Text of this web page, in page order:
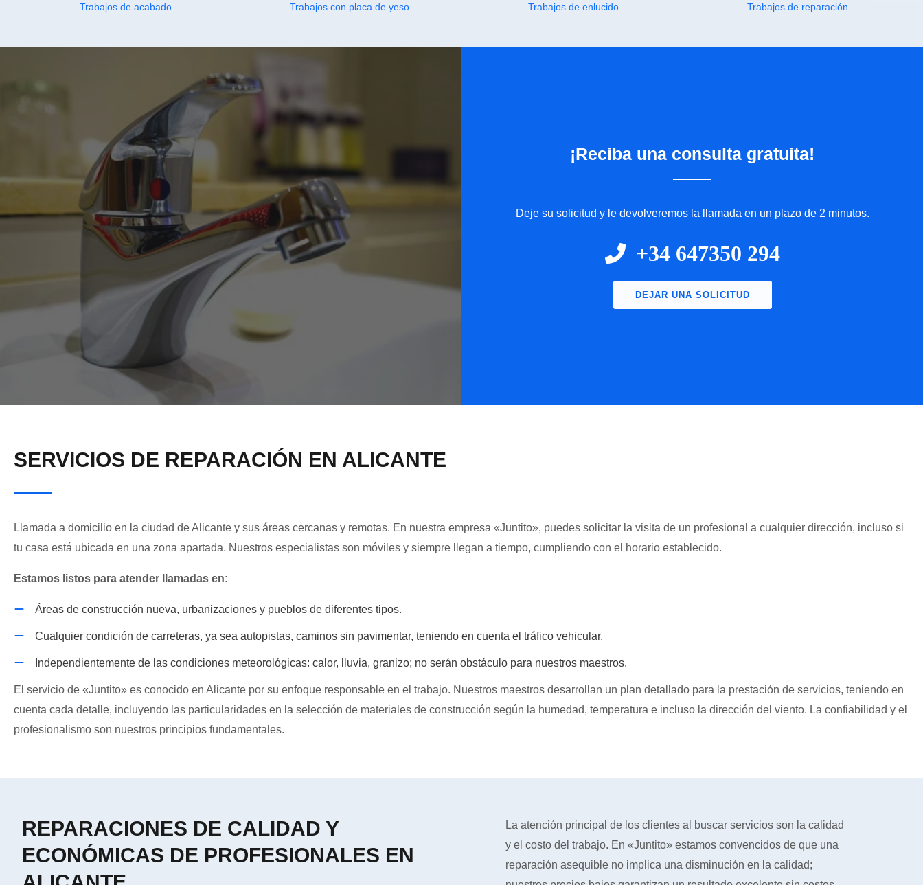
Trabajos de acabado Trabajos con placa de yeso Trabajos de enlucido Trabajos de reparación
¡Reciba una consulta gratuita!
Deje su solicitud y le devolveremos la llamada en un plazo de 2 minutos.
+34 647350 294
DEJAR UNA SOLICITUD
Отправить заявку
SERVICIOS DE REPARACIÓN EN ALICANTE
Llamada a domicilio en la ciudad de Alicante y sus áreas cercanas y remotas. En nuestra empresa «Juntito», puedes solicitar la visita de un profesional a cualquier dirección, incluso si
tu casa está ubicada en una zona apartada. Nuestros especialistas son móviles y siempre llegan a tiempo, cumpliendo con el horario establecido.
Estamos listos para atender llamadas en:
Áreas de construcción nueva, urbanizaciones y pueblos de diferentes tipos.
Cualquier condición de carreteras, ya sea autopistas, caminos sin pavimentar, teniendo en cuenta el tráfico vehicular.
Independientemente de las condiciones meteorológicas: calor, lluvia, granizo; no serán obstáculo para nuestros maestros.
El servicio de «Juntito» es conocido en Alicante por su enfoque responsable en el trabajo. Nuestros maestros desarrollan un plan detallado para la prestación de servicios, teniendo en
cuenta cada detalle, incluyendo las particularidades en la selección de materiales de construcción según la humedad, temperatura e incluso la dirección del viento. La confiabilidad y el
profesionalismo son nuestros principios fundamentales.
REPARACIONES DE CALIDAD Y
ECONÓMICAS DE PROFESIONALES EN
La atención principal de los clientes al buscar servicios son la calidad
y el costo del trabajo. En «Juntito» estamos convencidos de que una
reparación asequible no implica una disminución en la calidad;